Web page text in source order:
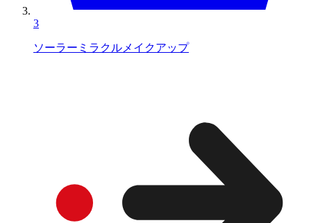
3
ソーラーミラクルメイクアップ